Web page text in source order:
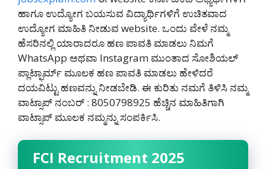
ಹಾಗೂ ಉದ್ಯೋಗ ಬಯಸುವ ವಿದ್ಯಾರ್ಥಿಗಳಿಗೆ ಉಚಿತವಾದ
ಉದ್ಯೋಗ ಮಾಹಿತಿ ನೀಡುವ website. ಒಂದು ವೇಳೆ ನಮ್ಮ
ಹೆಸರಿನಲ್ಲಿ ಯಾರಾದರೂ ಹಣ ಪಾವತಿ ಮಾಡಲು ನಿಮಗೆ
WhatsApp ಅಥವಾ Instagram ಮುಂತಾದ ಸೋಶಿಯಲ್
ಪ್ಲಾಟ್ಫಾರ್ಮ್ ಮೂಲಕ ಹಣ ಪಾವತಿ ಮಾಡಲು ಹೇಳಿದರೆ
ದಯವಿಟ್ಟು ಹಣವನ್ನು ನೀಡಬೇಡಿ‌. ಈ ಕುರಿತು ನಮಗೆ ತಿಳಿಸಿ ನಮ್ಮ
ವಾಟ್ಸಾಪ್ ನಂಬರ್ : 8050798925 ಹೆಚ್ಚಿನ ಮಾಹಿತಿಗಾಗಿ
ವಾಟ್ಸಾಪ್ ಮೂಲಕ ನಮ್ಮನ್ನು ಸಂಪರ್ಕಿಸಿ.
FCI Recruitment 2025